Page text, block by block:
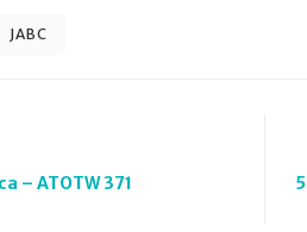
JABC
– ATOTW 371